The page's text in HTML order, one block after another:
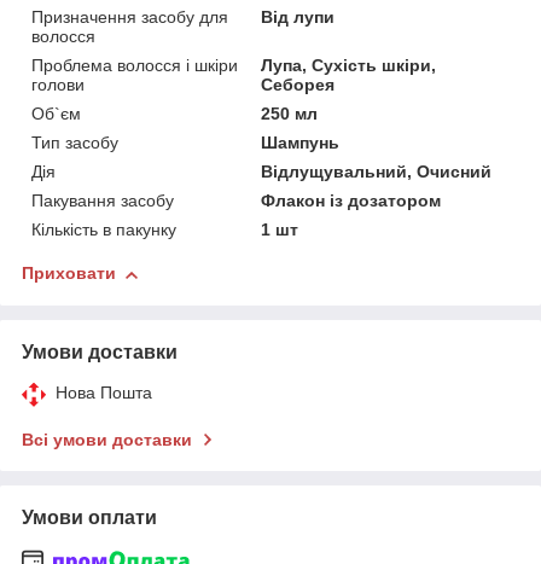
Призначення засобу для
волосся
Від лупи
Проблема волосся і шкіри
голови
Лупа, Сухість шкіри,
Себорея
Об`єм
250 мл
Тип засобу
Шампунь
Дія
Відлущувальний, Очисний
Пакування засобу
Флакон із дозатором
Кількість в пакунку
1 шт
Приховати
Умови доставки
Нова Пошта
Всі умови доставки
Умови оплати